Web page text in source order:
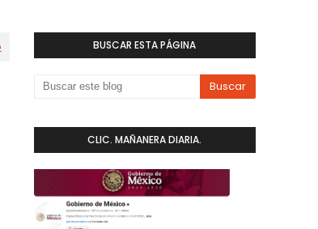
BUSCAR ESTA PÁGINA
CLIC. MAÑANERA DIARIA.